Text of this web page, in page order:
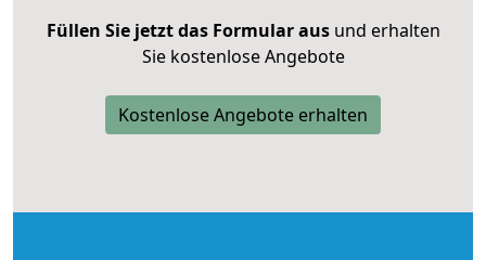
Füllen Sie jetzt das Formular ausund erhalten
Sie kostenlose Angebote
Kostenlose Angebote erhalten